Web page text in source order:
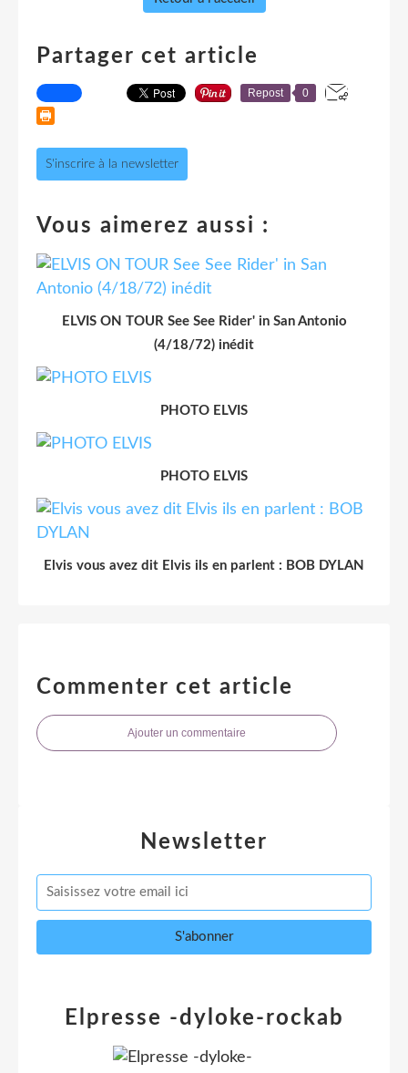
Partager cet article
Repost 0
S'inscrire à la newsletter
Vous aimerez aussi :
ELVIS ON TOUR See See Rider' in San Antonio
(4/18/72) inédit
PHOTO ELVIS
PHOTO ELVIS
Elvis vous avez dit Elvis ils en parlent : BOB DYLAN
Commenter cet article
Ajouter un commentaire
Newsletter
Elpresse -dyloke-rockab